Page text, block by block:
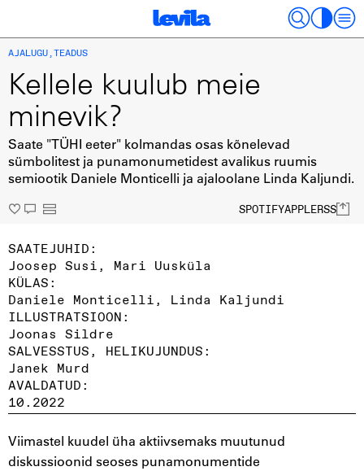
AJALUGU,TEADUS
Kellele kuulub meie
minevik?
Saate "TÜHI eeter" kolmandas osas kõnelevad
sümbolitest ja punamonumetidest avalikus ruumis
semiootik Daniele Monticelli ja ajaloolane Linda Kaljundi.
SPOTIFYAPPLERSS
SAATEJUHID:
Joosep Susi, Mari Uusküla
KÜLAS:
Daniele Monticelli, Linda Kaljundi
ILLUSTRATSIOON:
Joonas Sildre
SALVESSTUS, HELIKUJUNDUS:
Janek Murd
AVALDATUD:
10.2022
Viimastel kuudel üha aktiivsemaks muutunud
diskussioonid seoses punamonumentide